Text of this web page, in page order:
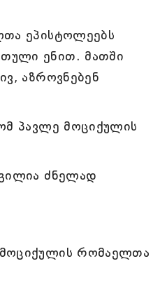
ეპისტოლეებს
ენით. მათში
აზროვნებენ
პავლე მოციქულის
ძნელად
რომაელთა